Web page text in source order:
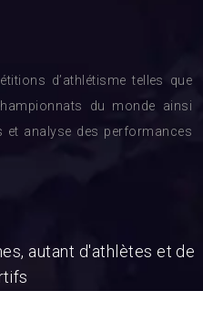
d’athlétisme telles que
du monde ainsi
et analyse des performances
autant d'athlètes et de